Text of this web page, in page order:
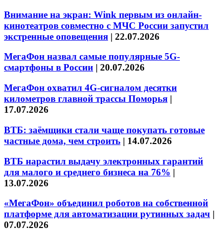
Внимание на экран: Wink первым из онлайн-
кинотеатров совместно с МЧС России запустил
экстренные оповещения | 22.07.2026
МегаФон назвал самые популярные 5G-
смартфоны в России | 20.07.2026
МегаФон охватил 4G-сигналом десятки
километров главной трассы Поморья |
17.07.2026
ВТБ: заёмщики стали чаще покупать готовые
частные дома, чем строить | 14.07.2026
ВТБ нарастил выдачу электронных гарантий
для малого и среднего бизнеса на 76% |
13.07.2026
«МегаФон» объединил роботов на собственной
платформе для автоматизации рутинных задач |
07.07.2026